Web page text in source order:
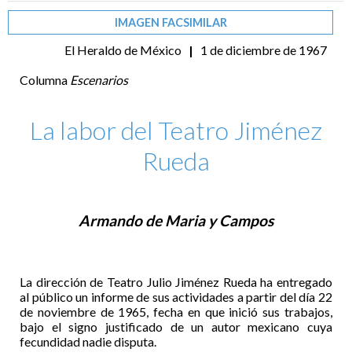
IMAGEN FACSIMILAR
El Heraldo de México |
1 de diciembre de 1967
Columna Escenarios
La labor del Teatro Jiménez
Rueda
Armando de Maria y Campos
La dirección de Teatro Julio Jiménez Rueda ha entregado
al público un informe de sus actividades a partir del día 22
de noviembre de 1965, fecha en que inició sus trabajos,
bajo el signo justificado de un autor mexicano cuya
fecundidad nadie disputa.